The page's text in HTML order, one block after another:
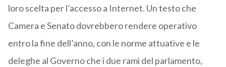
loro scelta per l’accesso a Internet. Un testo che
Camera e Senato dovrebbero rendere operativo
entro la fine dell’anno, con le norme attuative e le
deleghe al Governo che i due rami del parlamento,